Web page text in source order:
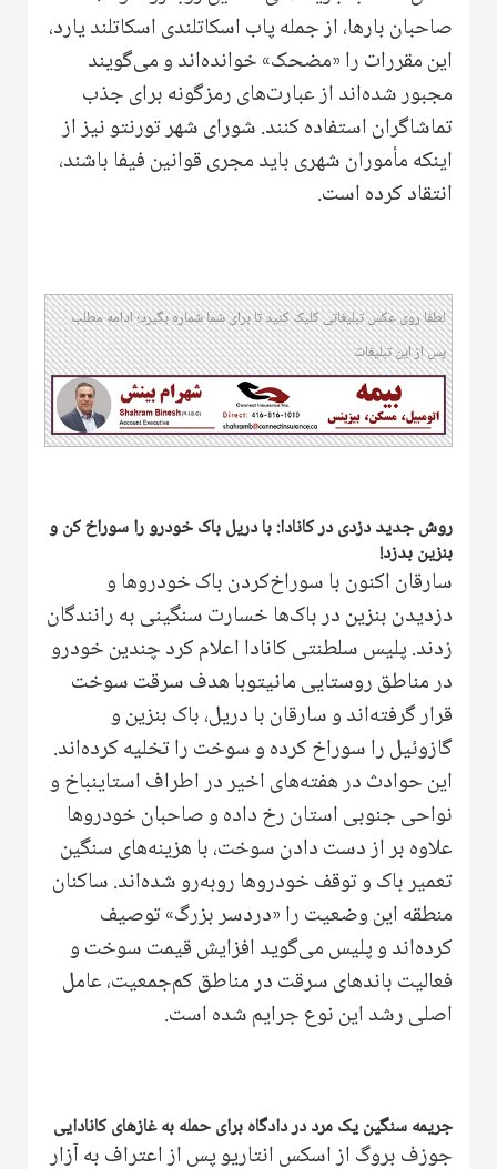
صاحبان بارها، از جمله پاب اسکاتلندی اسکاتلند یارد،
این مقررات را «مضحک» خوانده‌اند و می‌گویند
مجبور شده‌اند از عبارت‌های رمزگونه برای جذب
تماشاگران استفاده کنند. شورای شهر تورنتو نیز از
اینکه مأموران شهری باید مجری قوانین فیفا باشند،
انتقاد کرده است.
لطفا روی عکس تبلیغاتی کلیک کنید تا برای شما شماره بگیرد؛ ادامه مطلب
پس از این تبلیغات
روش جدید دزدی در کانادا: با دریل باک خودرو را سوراخ کن و
بنزین بدزد!
سارقان اکنون با سوراخ‌کردن باک خودروها و
دزدیدن بنزین در باک‌ها خسارت سنگینی به رانندگان
زدند. پلیس سلطنتی کانادا اعلام کرد چندین خودرو
در مناطق روستایی مانیتوبا هدف سرقت سوخت
قرار گرفته‌اند و سارقان با دریل، باک بنزین و
گازوئیل را سوراخ کرده و سوخت را تخلیه کرده‌اند.
این حوادث در هفته‌های اخیر در اطراف استاینباخ و
نواحی جنوبی استان رخ داده و صاحبان خودروها
علاوه بر از دست دادن سوخت، با هزینه‌های سنگین
تعمیر باک و توقف خودروها روبه‌رو شده‌اند. ساکنان
منطقه این وضعیت را «دردسر بزرگ» توصیف
کرده‌اند و پلیس می‌گوید افزایش قیمت سوخت و
فعالیت باندهای سرقت در مناطق کم‌جمعیت، عامل
اصلی رشد این نوع جرایم شده است.
جریمه سنگین یک مرد در دادگاه برای حمله به غازهای کانادایی
جوزف بروگ از اسکس انتاریو پس از اعتراف به آزار